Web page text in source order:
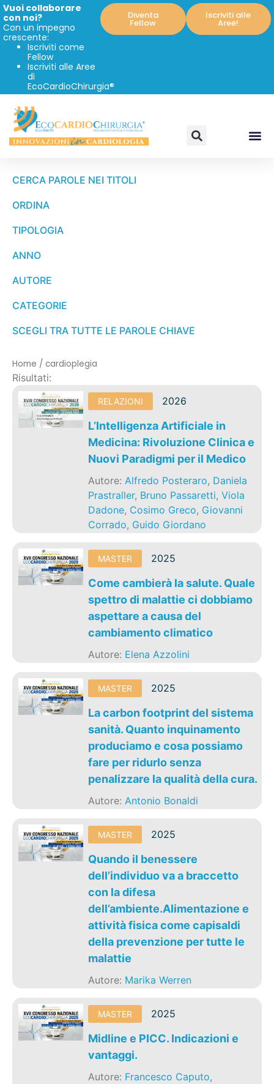
Vuoi collaborare
con noi?
Con un impegno
crescente:
Iscriviti come
Fellow
Iscriviti alle Aree
di
EcoCardioChirurgia®
Diventa
Fellow
Iscriviti alle
Aree!
CERCA PAROLE NEI TITOLI
ORDINA
TIPOLOGIA
ANNO
AUTORE
CATEGORIE
SCEGLI TRA TUTTE LE PAROLE CHIAVE
Home / cardioplegia
Risultati:
RELAZIONI 2026
L’Intelligenza Artificiale in
Medicina: Rivoluzione Clinica e
Nuovi Paradigmi per il Medico
Autore:Alfredo Posteraro, Daniela
Prastraller, Bruno Passaretti,Viola
Dadone, Cosimo Greco, Giovanni
Corrado, Guido Giordano
MASTER 2025
Come cambierà la salute. Quale
spettro di malattie ci dobbiamo
aspettare a causa del
cambiamento climatico
Autore: Elena Azzolini
MASTER 2025
La carbon footprint del sistema
sanità. Quanto inquinamento
produciamo e cosa possiamo
fare per ridurlo senza
penalizzare la qualità della cura.
Autore:Antonio Bonaldi
MASTER 2025
Quando il benessere
dell’individuo va a braccetto
con la difesa
dell’ambiente.Alimentazione e
attività fisica come capisaldi
della prevenzione per tutte le
malattie
Autore: Marika Werren
MASTER 2025
Midline e PICC. Indicazioni e
vantaggi.
Autore: Francesco Caputo,